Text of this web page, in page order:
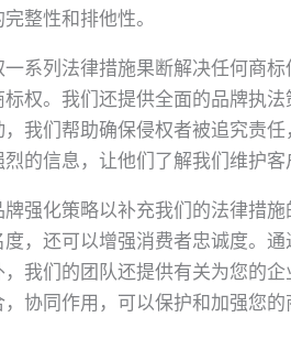
整性和排他性。
系列法律措施果断解决任何商
权。我们还提供全面的品牌执
我们帮助确保侵权者被追究责
的信息，让他们了解我们维护客
强化策略以补充我们的法律措
，还可以增强消费者忠诚度。
我们的团队还提供有关为您的
协同作用，可以保护和加强您